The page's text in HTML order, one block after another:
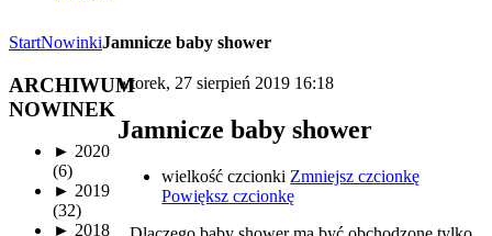
StartNowinkiJamnicze baby shower
wtorek, 27 sierpień 2019 16:18
Jamnicze baby shower
wielkość czcionki Zmniejsz czcionkę
Powiększ czcionkę
ARCHIWUM
NOWINEK
► 2020
(6)
► 2019
(32)
► 2018